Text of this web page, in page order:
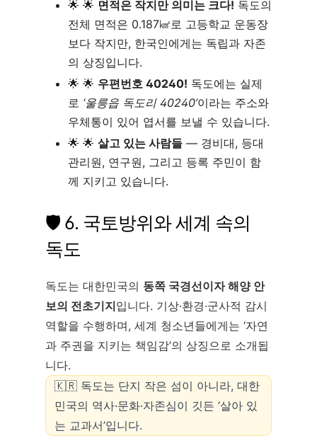
🌟 면적은 작지만 의미는 크다! 독도의
전체 면적은 0.187㎢로 고등학교 운동장
보다 작지만, 한국인에게는 독립과 자존
의 상징입니다.
🌟 우편번호 40240! 독도에는 실제
로 ‘울릉읍 독도리 40240’이라는 주소와
우체통이 있어 엽서를 보낼 수 있습니다.
🌟 살고 있는 사람들 — 경비대, 등대
관리원, 연구원, 그리고 등록 주민이 함
께 지키고 있습니다.
🛡️ 6. 국토방위와 세계 속의
독도
독도는 대한민국의 동쪽 국경선이자 해양 안
보의 전초기지입니다. 기상·환경·군사적 감시
역할을 수행하며, 세계 청소년들에게는 ‘자연
과 주권을 지키는 책임감’의 상징으로 소개됩
니다.
🇰🇷 독도는 단지 작은 섬이 아니라, 대한
민국의 역사·문화·자존심이 깃든 ‘살아 있
는 교과서’입니다.